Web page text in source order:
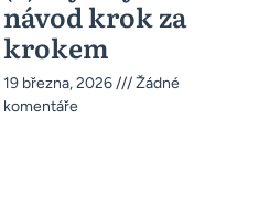
návod krok za
krokem
19 března, 2026
Žádné
komentáře